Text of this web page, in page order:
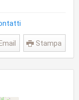
Stampa